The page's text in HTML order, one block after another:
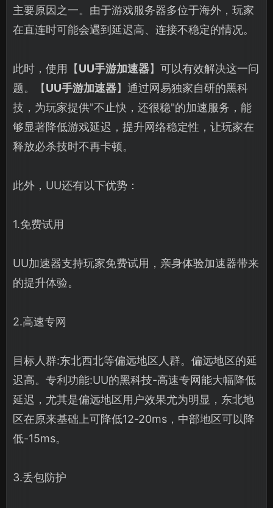
主要原因之一。由于游戏服务器多位于海外，玩家
在直连时可能会遇到延迟高、连接不稳定的情况。
此时，使用【UU手游加速器】可以有效解决这一问
题。【UU手游加速器】通过网易独家自研的黑科
技，为玩家提供"不止快，还很稳"的加速服务，能
够显著降低游戏延迟，提升网络稳定性，让玩家在
释放必杀技时不再卡顿。
此外，UU还有以下优势：
1.免费试用
UU加速器支持玩家免费试用，亲身体验加速器带来
的提升体验。
2.高速专网
目标人群:东北西北等偏远地区人群。偏远地区的延
迟高。专利功能:UU的黑科技-高速专网能大幅降低
延迟，尤其是偏远地区用户效果尤为明显，东北地
区在原来基础上可降低12-20ms，中部地区可以降
低-15ms。
3.丢包防护